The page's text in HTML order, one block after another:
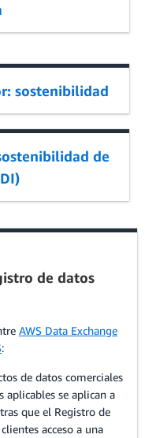
sostenibilidad
de
de datos
AWS Data Exchange
:
de datos comerciales
aplicables se aplican a
que el Registro de
acceso a una